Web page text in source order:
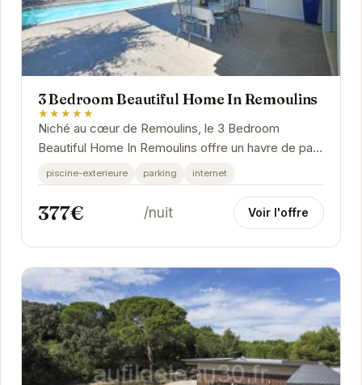
3 Bedroom Beautiful Home In Remoulins
★★★★★
Niché au cœur de Remoulins, le 3 Bedroom
Beautiful Home In Remoulins offre un havre de paix
idéal pour se ressourcer.
piscine-exterieure parking internet
377€ /nuit Voir l'offre